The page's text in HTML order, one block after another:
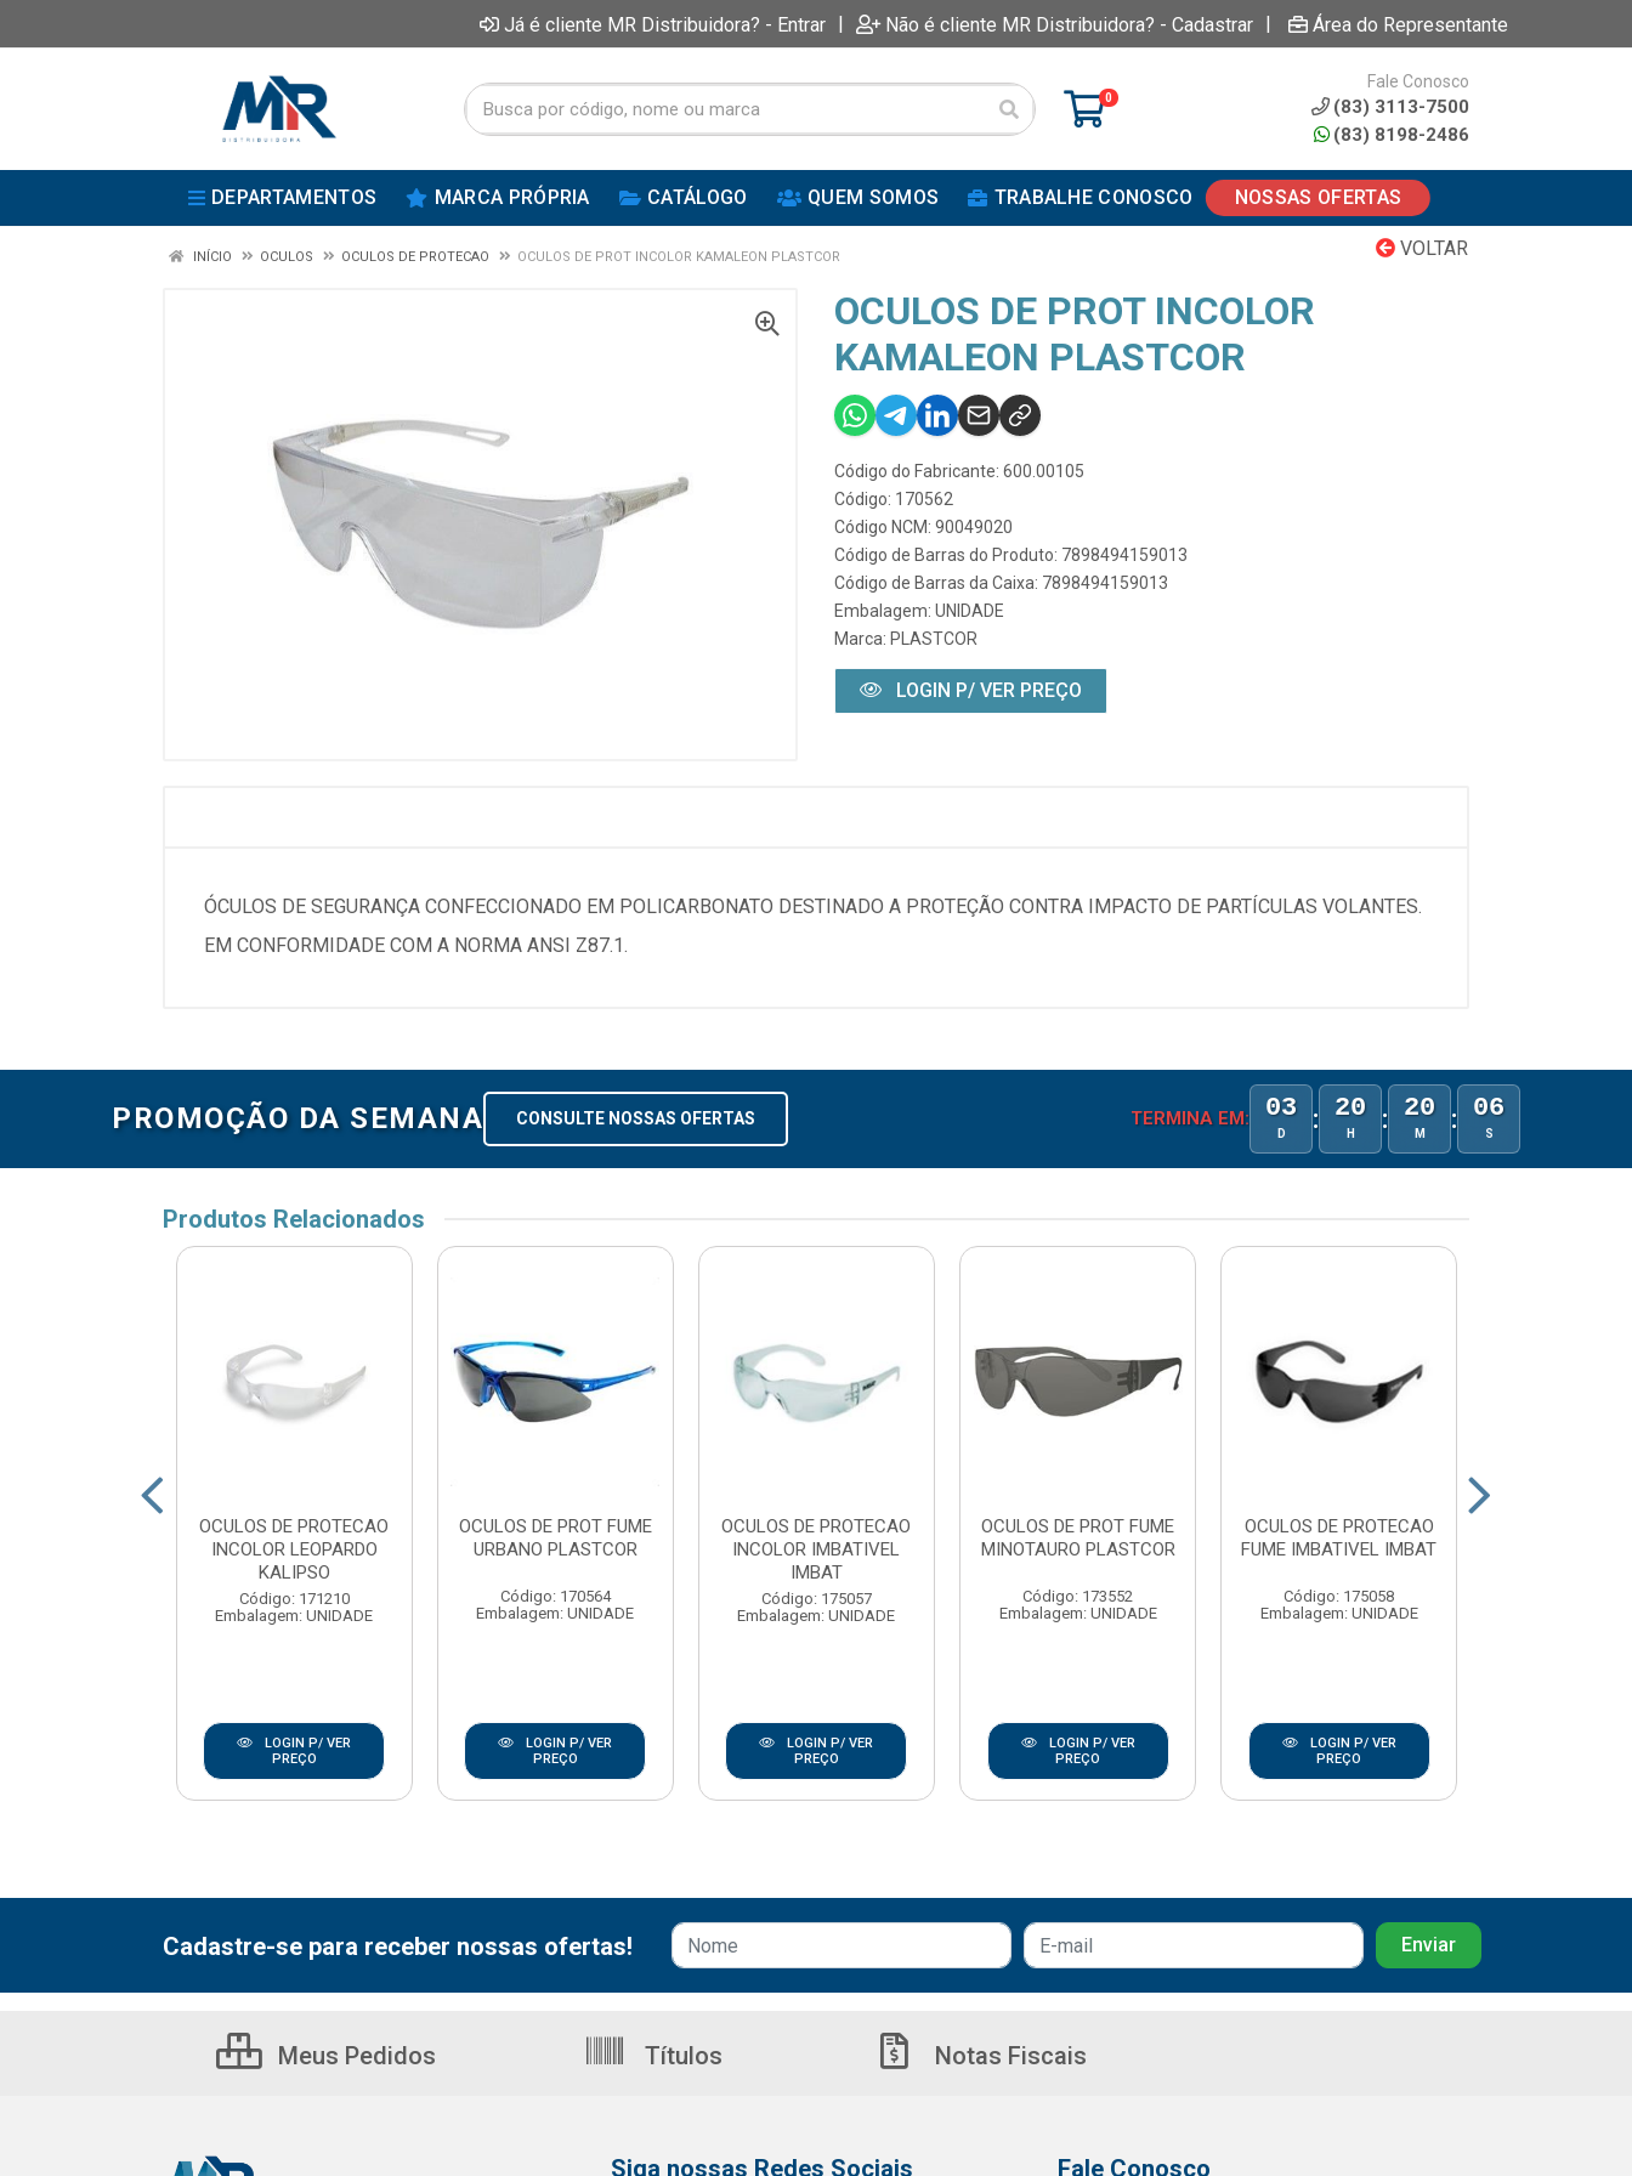
Já é cliente MR Distribuidora? - Entrar | Não é cliente MR Distribuidora? - Cadastrar | Área do Representante
0
Fale Conosco
(83) 3113-7500
(83) 8198-2486
DEPARTAMENTOS MARCA PRÓPRIA CATÁLOGO QUEM SOMOS TRABALHE CONOSCO NOSSAS OFERTAS
VOLTAR
INÍCIO OCULOS OCULOS DE PROTECAO OCULOS DE PROT INCOLOR KAMALEON PLASTCOR
OCULOS DE PROT INCOLOR
KAMALEON PLASTCOR
Código do Fabricante: 600.00105
Código: 170562
Código NCM: 90049020
Código de Barras do Produto: 7898494159013
Código de Barras da Caixa: 7898494159013
Embalagem: UNIDADE
Marca: PLASTCOR
LOGIN P/ VER PREÇO
ÓCULOS DE SEGURANÇA CONFECCIONADO EM POLICARBONATO DESTINADO A PROTEÇÃO CONTRA IMPACTO DE PARTÍCULAS VOLANTES.
EM CONFORMIDADE COM A NORMA ANSI Z87.1.
PROMOÇÃO DA SEMANA CONSULTE NOSSAS OFERTAS TERMINA EM: 03
D : 20
H : 20
M : 06
S
Produtos Relacionados
OCULOS DE PROTECAO
INCOLOR LEOPARDO
KALIPSO
Código: 171210
Embalagem: UNIDADE
LOGIN P/ VER
PREÇO
OCULOS DE PROT FUME
URBANO PLASTCOR
Código: 170564
Embalagem: UNIDADE
LOGIN P/ VER
PREÇO
OCULOS DE PROTECAO
INCOLOR IMBATIVEL
IMBAT
Código: 175057
Embalagem: UNIDADE
LOGIN P/ VER
PREÇO
OCULOS DE PROT FUME
MINOTAURO PLASTCOR
Código: 173552
Embalagem: UNIDADE
LOGIN P/ VER
PREÇO
OCULOS DE PROTECAO
FUME IMBATIVEL IMBAT
Código: 175058
Embalagem: UNIDADE
LOGIN P/ VER
PREÇO
Cadastre-se para receber nossas ofertas!
Meus Pedidos Títulos Notas Fiscais
Siga nossas Redes Sociais Fale Conosco